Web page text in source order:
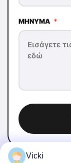
ΜΉΝΥΜΑ *
Vicki